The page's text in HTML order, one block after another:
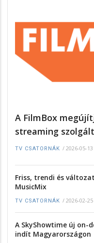
A FilmBox
streaming
TV CSATORNÁK / 2026-05-13
Friss, trendi és
MusicMix
TV CSATORNÁK / 2026-02-25
A SkyShowtime új
indít Magyarországon